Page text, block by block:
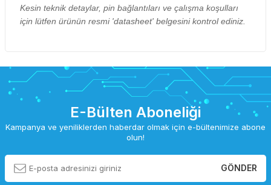
Kesin teknik detaylar, pin bağlantıları ve çalışma koşulları
için lütfen ürünün resmi 'datasheet' belgesini kontrol ediniz.
E-Bülten Aboneliği
Kampanya ve yeniliklerden haberdar olmak için e-bültenimize abone
olun!
GÖNDER